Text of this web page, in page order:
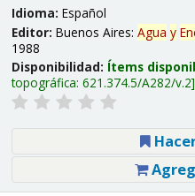
Idioma: Español
Editor: Buenos Aires: Agua y
1988
Disponibilidad: Ítems
topográfica: 621.374.5/A282/v.2